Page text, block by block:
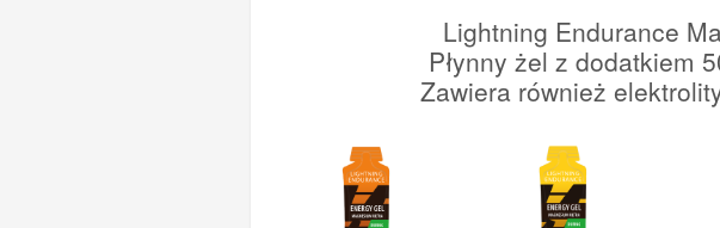
Lightning Endurance
Płynny żel z dodatkiem
Zawiera również